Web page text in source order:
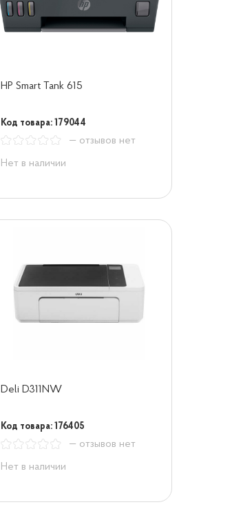
HP Smart Tank 615
Код товара: 179044
— отзывов нет
Нет в наличии
Deli D311NW
Код товара: 176405
— отзывов нет
Нет в наличии